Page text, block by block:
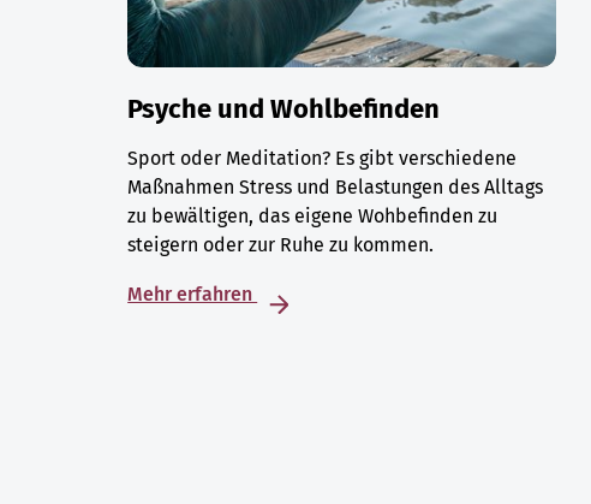
Psyche und Wohlbefinden
Sport oder Meditation? Es gibt verschiedene
Maßnahmen Stress und Belastungen des Alltags
zu bewältigen, das eigene Wohbefinden zu
steigern oder zur Ruhe zu kommen.
Mehr erfahren